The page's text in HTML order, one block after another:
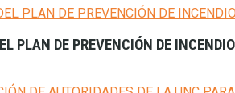
PLAN DE PREVENCIÓN DE